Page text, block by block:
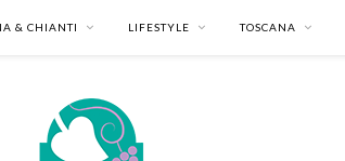
& CHIANTI LIFESTYLE TOSCANA